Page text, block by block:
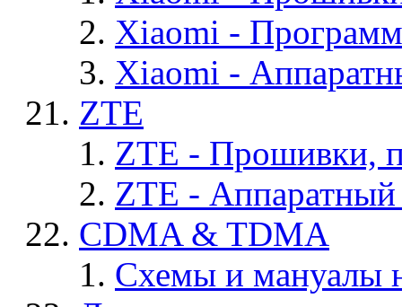
Xiaomi -
Xiaomi -
ZTE
ZTE - Прошивки,
ZTE -
CDMA & TDMA
Схемы и мануалы